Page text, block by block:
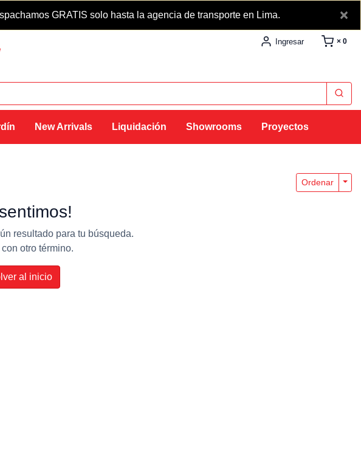
GRATIS solo hasta la agencia de transporte en Lima. ×
Ingresar × 0
New Arrivals Liquidación Showrooms Proyectos
Ordenar
resultado para tu búsqueda.
otro término.
al inicio